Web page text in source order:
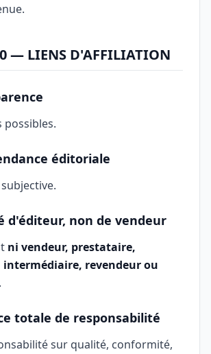
— LIENS D'AFFILIATION
possibles.
éditoriale
d'éditeur, non de vendeur
ni vendeur, prestataire,
revendeur ou
.
totale de responsabilité
sur qualité, conformité,